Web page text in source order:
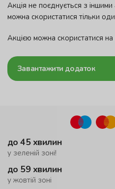
Акція не поєднується з
можна скористатися тільки
Акцією можна скористатися
Завантажити додаток
до 45 хвилин
у зеленій зоні!
до 59 хвилин
у жовтій зоні